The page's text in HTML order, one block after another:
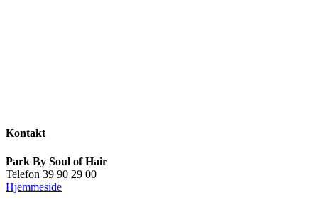
Kontakt
Park By Soul of Hair
Telefon 39 90 29 00
Hjemmeside